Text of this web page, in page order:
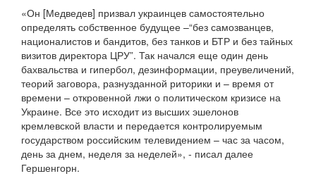
«Он [Медведев] призвал украинцев самостоятельно
определять собственное будущее –“без самозванцев,
националистов и бандитов, без танков и БТР и без тайных
визитов директора ЦРУ”. Так начался еще один день
бахвальства и гипербол, дезинформации, преувеличений,
теорий заговора, разнузданной риторики и – время от
времени – откровенной лжи о политическом кризисе на
Украине. Все это исходит из высших эшелонов
кремлевской власти и передается контролируемым
государством российским телевидением – час за часом,
день за днем, неделя за неделей», - писал далее
Гершенгорн.